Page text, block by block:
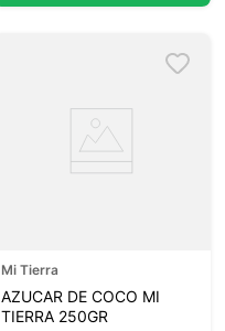
Mi Tierra
AZUCAR DE COCO MI
TIERRA 250GR